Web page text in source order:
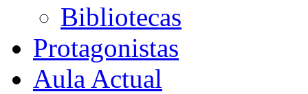
Bibliotecas
Protagonistas
Aula Actual